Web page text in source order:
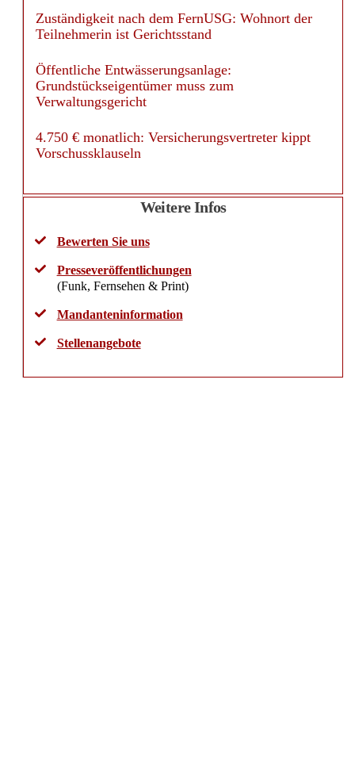
Zuständigkeit nach dem FernUSG: Wohnort der
Teilnehmerin ist Gerichtsstand
Öffentliche Entwässerungsanlage:
Grundstückseigentümer muss zum
Verwaltungsgericht
4.750 € monatlich: Versicherungsvertreter kippt
Vorschussklauseln
Weitere Infos
Bewerten Sie uns
Presseveröffentlichungen
(Funk, Fernsehen & Print)
Mandanteninformation
Stellenangebote